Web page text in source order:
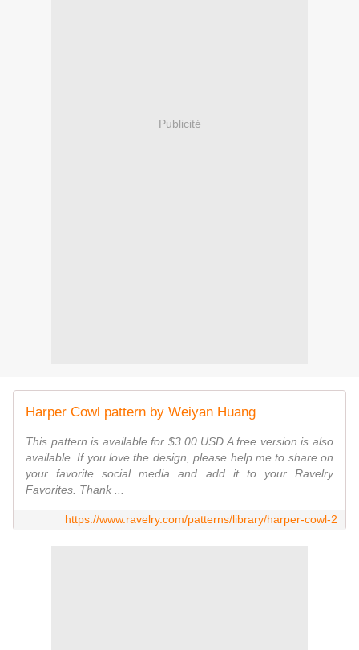
Publicité
Harper Cowl pattern by Weiyan Huang
This pattern is available for $3.00 USD A free version is also
available. If you love the design, please help me to share on
your favorite social media and add it to your Ravelry
Favorites. Thank ...
https://www.ravelry.com/patterns/library/harper-cowl-2